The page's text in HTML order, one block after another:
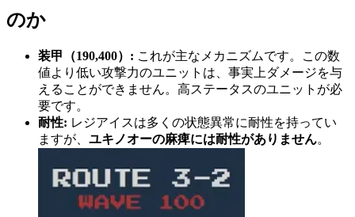
のか
装甲（190,400）: これが主なメカニズムです。この数
値より低い攻撃力のユニットは、事実上ダメージを与
えることができません。高ステータスのユニットが必
要です。
耐性: レジアイスは多くの状態異常に耐性を持ってい
ますが、 ユキノオーの麻痺には耐性がありません。